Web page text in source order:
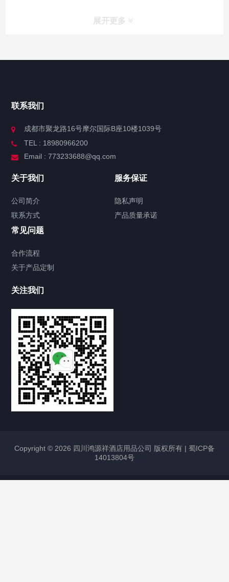
展开更多
联系我们
成都市聚龙路16号摩尔国际B座10楼1039号
TEL : 18980966200
Email : 773233688@qq.com
关于我们
公司简介
联系方式
服务保证
隐私声明
产品质量承诺
常见问题
合作流程
关于产品定制
关注我们
Copyright © 2026 四川鸿源祥酒店用品公司 版权所有 | 蜀ICP备
14013804号